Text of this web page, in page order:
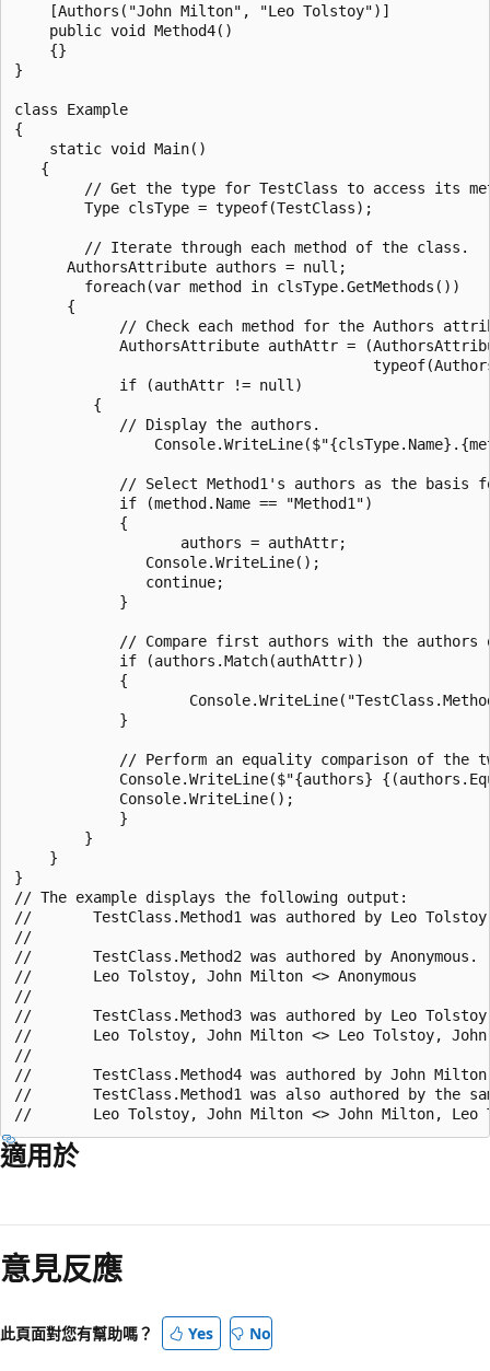
    [Authors("John Milton", "Leo Tolstoy")]
    public void Method4()
    {}
}
class Example
{
    static void Main()
   {
// Get the type for TestClass to access its
        Type clsType = typeof(TestClass);
        // Iterate through each method of the class.
      AuthorsAttribute authors = null;
        foreach(var method in clsType.GetMethods())
      {
// Check each method for the Authors
AuthorsAttribute authAttr =
            if (authAttr != null)
         {
            // Display the authors.
// Select Method1's authors as the basis
            if (method.Name == "Method1")
            {
                   authors = authAttr;
               Console.WriteLine();
               continue;
            }
// Compare first authors with the authors
            if (authors.Match(authAttr))
            {
            }
// Perform an equality comparison of the
Console.WriteLine($"{authors}
            Console.WriteLine();
            }
        }
    }
}
// The example displays the following output:
//       TestClass.Method1 was authored by Leo
//
//       TestClass.Method2 was authored by Anonymous.
//       Leo Tolstoy, John Milton <> Anonymous
//
//       TestClass.Method3 was authored by Leo
//       Leo Tolstoy, John Milton <> Leo Tolstoy, John
//
//       TestClass.Method4 was authored by John
//       TestClass.Method1 was also authored by the
適用於
意見反應
此頁面對您有幫助嗎？ Yes No